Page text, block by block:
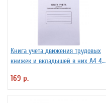
Книга учета движения трудовых
книжек и вкладышей в них А4 48
169 р.